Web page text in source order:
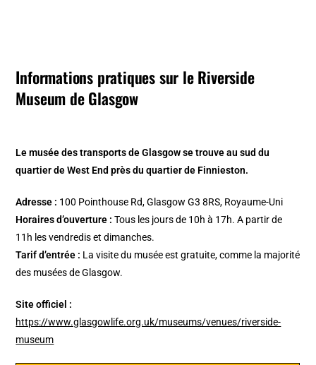
Informations pratiques sur le Riverside
Museum de Glasgow
Le musée des transports de Glasgow se trouve au sud du
quartier de West End près du quartier de Finnieston.
Adresse : 100 Pointhouse Rd, Glasgow G3 8RS, Royaume-Uni
Horaires d’ouverture : Tous les jours de 10h à 17h. A partir de
11h les vendredis et dimanches.
Tarif d’entrée : La visite du musée est gratuite, comme la majorité
des musées de Glasgow.
Site officiel :
https://www.glasgowlife.org.uk/museums/venues/riverside-
museum